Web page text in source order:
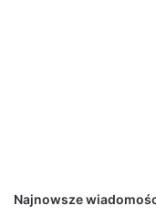
Najnowsze